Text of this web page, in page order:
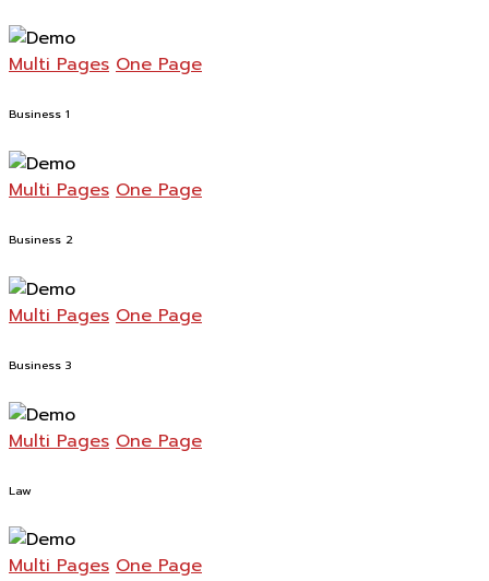
Multi Pages One Page
Business 1
Multi Pages One Page
Business 2
Multi Pages One Page
Business 3
Multi Pages One Page
Law
Multi Pages One Page